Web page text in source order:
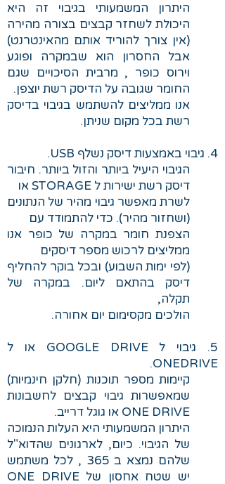
היתרון המשמעותי בגיבוי זה היא
היכולת לשחזר קבצים בצורה מהירה
(אין צורך להוריד אותם מהאינטרנט)
אבל החסרון הוא שבמקרה ופוגע
וירוס כופר , מרבית הסיכויים שגם
החומר שגובה על הדיסק רשת יוצפן.
אנו ממליצים להשתמש בגיבוי בדיסק
רשת בכל מקום שניתן.
4. גיבוי באמצעות דיסק נשלף USB.
הגיבוי היעיל ביותר והזול ביותר. חיבור
דיסק רשת ישירות ל STORAGE או
לשרת מאפשר גיבוי מהיר של הנתונים
(ושחזור מהיר). כדי להתמודד עם
הצפנת חומר במקרה של כופר אנו
ממליצים לרכוש מספר דיסקים
(לפי ימות השבוע) ובכל בוקר להחליף
דיסק בהתאם ליום. במקרה של
תקלה,
הולכים מקסימום יום אחורה.
5. גיבוי ל GOOGLE DRIVE או ל
ONEDRIVE.
קיימות מספר תוכנות (חלקן חינמיות)
שמאפשרות גיבוי קבצים לחשבונות
ONE DRIVE או גוגל דרייב.
היתרון המשמעותי היא העלות הנמוכה
של הגיבוי. כיום, לארגונים שהדוא"ל
שלהם נמצא ב 365 , לכל משתמש
יש שטח אחסון של ONE DRIVE